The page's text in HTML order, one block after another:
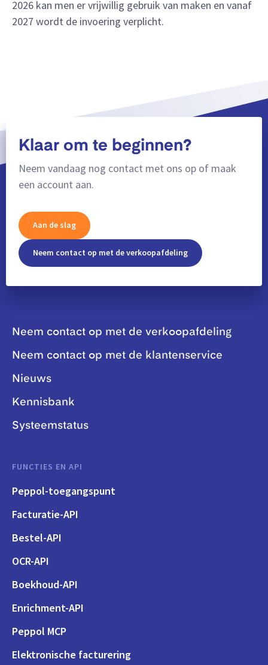
2026 kan men er vrijwillig gebruik van maken en vanaf
2027 wordt de invoering verplicht.
Klaar om te beginnen?
Neem vandaag nog contact met ons op of maak
een account aan.
Aan de slag
Neem contact op met de verkoopafdeling
Neem contact op met de verkoopafdeling
Neem contact op met de klantenservice
Nieuws
Kennisbank
Systeemstatus
FUNCTIES EN API
Peppol-toegangspunt
Facturatie-API
Bestel-API
OCR-API
Boekhoud-API
Enrichment-API
Peppol MCP
Elektronische facturering